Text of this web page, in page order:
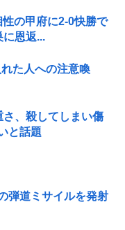
性の甲府に2-0快勝で
恩返...
た人への注意喚
、殺してしまい傷
と話題
弾道ミサイルを発射